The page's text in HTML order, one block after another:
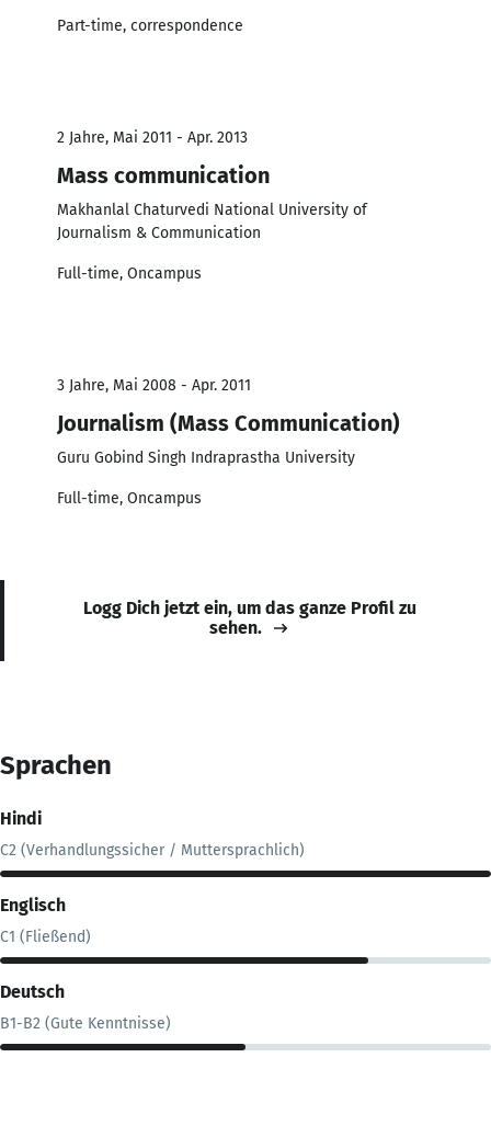
Part-time, correspondence
2 Jahre, Mai 2011 - Apr. 2013
Mass communication
Makhanlal Chaturvedi National University of
Journalism & Communication
Full-time, Oncampus
3 Jahre, Mai 2008 - Apr. 2011
Journalism (Mass Communication)
Guru Gobind Singh Indraprastha University
Full-time, Oncampus
Logg Dich jetzt ein, um das ganze Profil zu
sehen.
Sprachen
Hindi
C2 (Verhandlungssicher / Muttersprachlich)
Englisch
C1 (Fließend)
Deutsch
B1-B2 (Gute Kenntnisse)